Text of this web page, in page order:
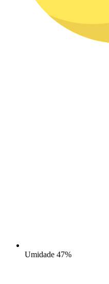
Umidade 47%